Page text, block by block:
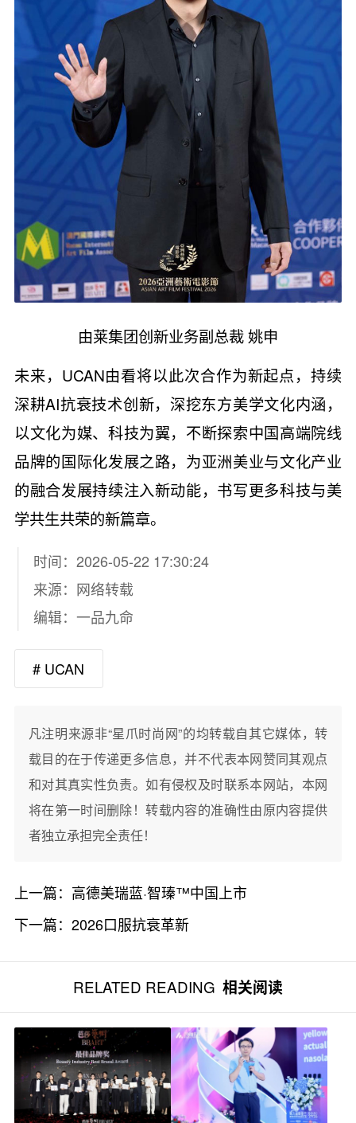
由莱集团创新业务副总裁 姚申
未来，UCAN由看将以此次合作为新起点，持续
深耕AI抗衰技术创新，深挖东方美学文化内涵，
以文化为媒、科技为翼，不断探索中国高端院线
品牌的国际化发展之路，为亚洲美业与文化产业
的融合发展持续注入新动能，书写更多科技与美
学共生共荣的新篇章。
时间：2026-05-22 17:30:24
来源：网络转载
编辑：一品九命
# UCAN
凡注明来源非“星爪时尚网”的均转载自其它媒体，转
载目的在于传递更多信息，并不代表本网赞同其观点
和对其真实性负责。如有侵权及时联系本网站，本网
将在第一时间删除！转载内容的准确性由原内容提供
者独立承担完全责任！
上一篇： 高德美瑞蓝·智瑧™中国上市
下一篇： 2026口服抗衰革新
RELATED READING 相关阅读